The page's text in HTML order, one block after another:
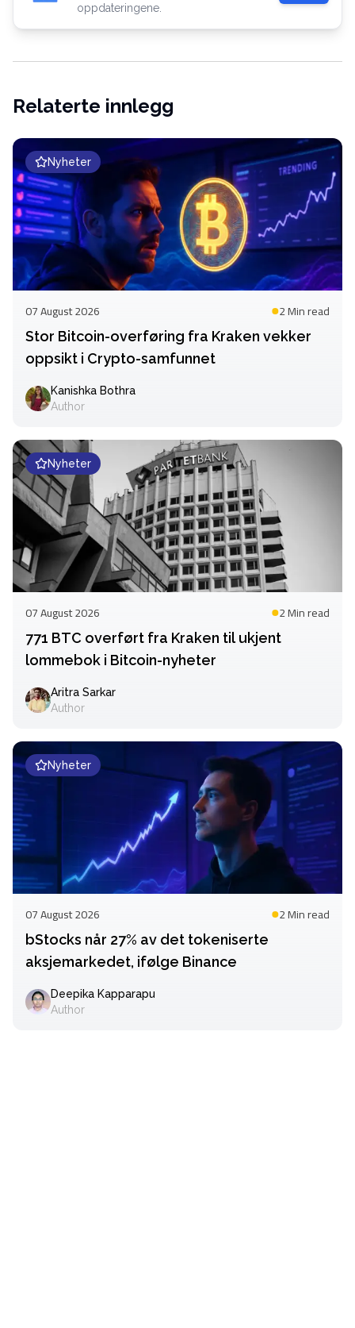
oppdateringene.
Relaterte innlegg
Nyheter
07 August 2026 2 Minread
Stor Bitcoin-overføring fra Kraken vekker
oppsikt i Crypto-samfunnet
Kanishka Bothra
Author
Nyheter
07 August 2026 2 Minread
771 BTC overført fra Kraken til ukjent
lommebok i Bitcoin-nyheter
Aritra Sarkar
Author
Nyheter
07 August 2026 2 Minread
bStocks når 27% av det tokeniserte
aksjemarkedet, ifølge Binance
Deepika Kapparapu
Author